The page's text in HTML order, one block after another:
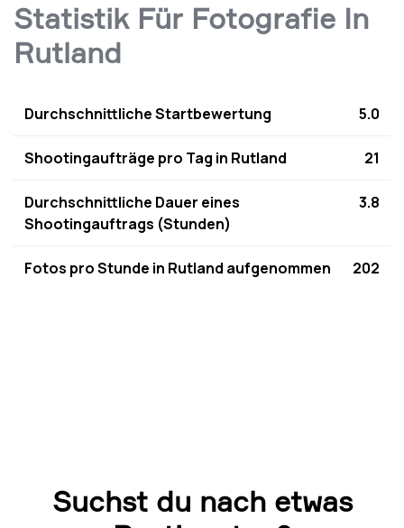
Statistik Für Fotografie In
Rutland
Durchschnittliche Startbewertung 5.0
Shootingaufträge pro Tag in Rutland 21
Durchschnittliche Dauer eines
Shootingauftrags (Stunden)
3.8
Fotos pro Stunde in Rutland aufgenommen 202
Suchst du nach etwas